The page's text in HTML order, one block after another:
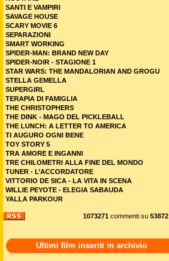
SANTI E VAMPIRI
SAVAGE HOUSE
SCARY MOVIE 6
SEPARAZIONI
SMART WORKING
SPIDER-MAN: BRAND NEW DAY
SPIDER-NOIR - STAGIONE 1
STAR WARS: THE MANDALORIAN AND GROGU
STELLA GEMELLA
SUPERGIRL
TERAPIA DI FAMIGLIA
THE CHRISTOPHERS
THE DINK - MAGO DEL PICKLEBALL
THE LUNCH: A LETTER TO AMERICA
TI AUGURO OGNI BENE
TOY STORY 5
TRA AMORE E INGANNI
TRE CHILOMETRI ALLA FINE DEL MONDO
TUNER - L’ACCORDATORE
VITTORIO DE SICA - LA VITA IN SCENA
WILLIE PEYOTE - ELEGIA SABAUDA
YALLA PARKOUR
1073271 commenti su 53872
Ultimi film inseriti in archivio